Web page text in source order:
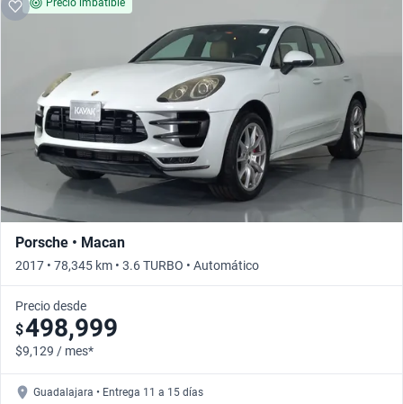
Precio imbatible
Porsche • Macan
2017 • 78,345 km • 3.6 TURBO • Automático
Precio desde
$498,999
$9,129 / mes*
Guadalajara • Entrega 11 a 15 días